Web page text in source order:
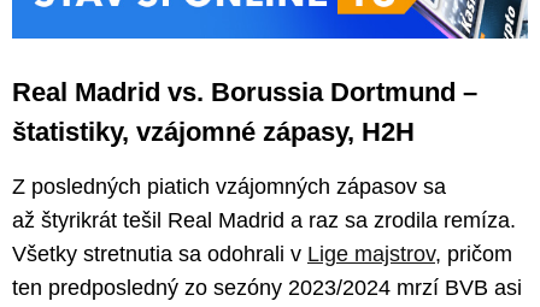
Real Madrid vs. Borussia Dortmund –
štatistiky, vzájomné zápasy, H2H
Z posledných piatich vzájomných zápasov sa
až štyrikrát tešil Real Madrid a raz sa zrodila remíza.
Všetky stretnutia sa odohrali v Lige majstrov, pričom
ten predposledný zo sezóny 2023/2024 mrzí BVB asi